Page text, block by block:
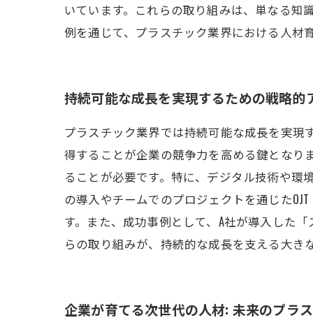
いています。これらの取り組みは、単なる知
例を通じて、プラスチック業界における人材
持続可能な成長を実現するための戦略的
プラスチック業界では持続可能な成長を実現
得することが企業の競争力を高める鍵となり
ることが必要です。特に、デジタル技術や
の導入やチームでのプロジェクトを通じた
す。また、成功事例として、A社が導入した
らの取り組みが、持続的な成長を支える大き
企業が育てる次世代の人材: 未来のプラ